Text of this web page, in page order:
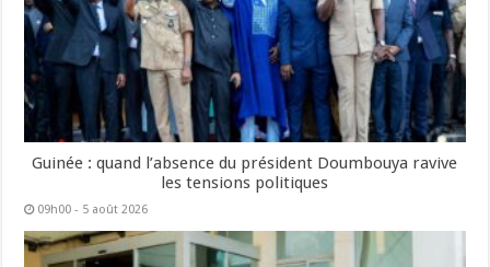
Guinée : quand l’absence du président Doumbouya ravive
les tensions politiques
09h00 - 5 août 2026